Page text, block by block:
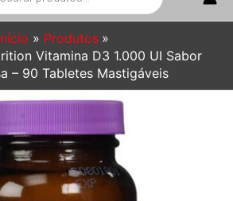
Produtos
Vitamina D3 1.000 UI Sabor
– 90 Tabletes Mastigáveis